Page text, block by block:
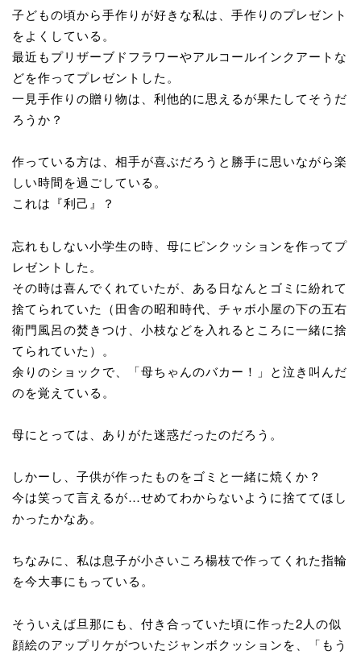
子どもの頃から手作りが好きな私は、手作りのプレゼント
をよくしている。
最近もプリザーブドフラワーやアルコールインクアートな
どを作ってプレゼントした。
一見手作りの贈り物は、利他的に思えるが果たしてそうだ
ろうか？
作っている方は、相手が喜ぶだろうと勝手に思いながら楽
しい時間を過ごしている。
これは『利己』？
忘れもしない小学生の時、母にピンクッションを作ってプ
レゼントした。
その時は喜んでくれていたが、ある日なんとゴミに紛れて
捨てられていた（田舎の昭和時代、チャボ小屋の下の五右
衛門風呂の焚きつけ、小枝などを入れるところに一緒に捨
てられていた）。
余りのショックで、「母ちゃんのバカー！」と泣き叫んだ
のを覚えている。
母にとっては、ありがた迷惑だったのだろう。
しかーし、子供が作ったものをゴミと一緒に焼くか？
今は笑って言えるが…せめてわからないように捨ててほし
かったかなあ。
ちなみに、私は息子が小さいころ楊枝で作ってくれた指輪
を今大事にもっている。
そういえば旦那にも、付き合っていた頃に作った2人の似
顔絵のアップリケがついたジャンボクッションを、「もう